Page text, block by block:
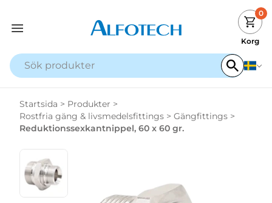
0
Korg
Startsida > Produkter >
Rostfria gäng & livsmedelsfittings > Gängfittings >
Reduktionssexkantnippel, 60 x 60 gr.